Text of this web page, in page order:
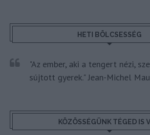
HETI BÖLCSESSÉG
"Az ember, aki a tengert nézi,
sújtott gyerek." Jean-Michel
KÖZÖSSÉGÜNK TÉGED IS